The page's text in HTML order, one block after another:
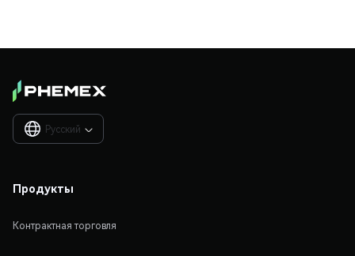
Русский 
Продукты
Контрактная торговля